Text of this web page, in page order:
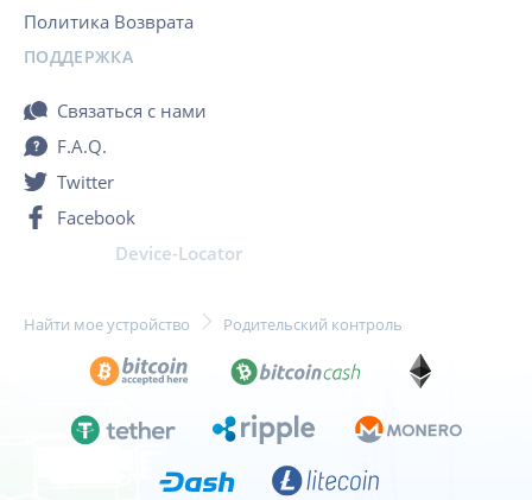
Политика Возврата
ПОДДЕРЖКА
Связаться с нами
F.A.Q.
Twitter
Facebook
Device-Locator
Найти мое устройство Родительский контроль